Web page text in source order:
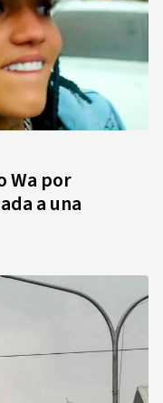
Wa por
a una